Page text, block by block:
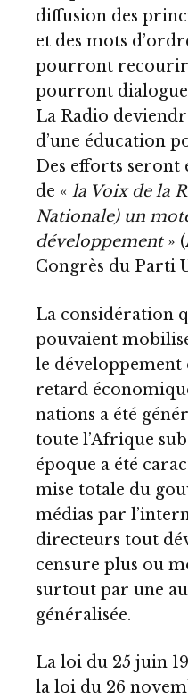
diffusion des
et des mots
pourront recourir
pourront
La Radio
d’une éducation
Des efforts
de « la Voix de la
Nationale) un
développement»
Congrès du Parti
La considération
pouvaient
le
retard
nations a été
toute l’Afrique
époque a été
mise totale du
médias par
directeurs tout
censure plus ou
surtout par une
généralisée.
La loi du 25 juin
la loi du 26